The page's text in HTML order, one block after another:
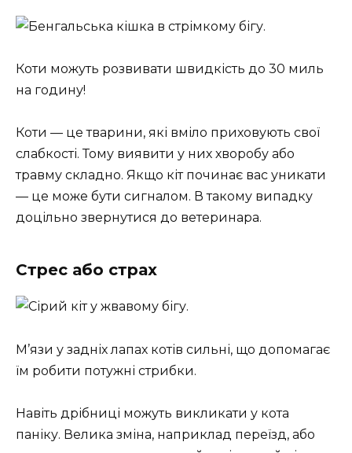
Коти можуть розвивати швидкість до 30 миль
на годину!
Коти — це тварини, які вміло приховують свої
слабкості. Тому виявити у них хворобу або
травму складно. Якщо кіт починає вас уникати
— це може бути сигналом. В такому випадку
доцільно звернутися до ветеринара.
Стрес або страх
М’язи у задніх лапах котів сильні, що допомагає
їм робити потужні стрибки.
Навіть дрібниці можуть викликати у кота
паніку. Велика зміна, наприклад переїзд, або